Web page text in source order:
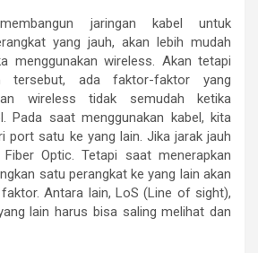
jaringan kabel untuk
yang jauh, akan lebih mudah
menggunakan wireless. Akan tetapi
tersebut, ada faktor-faktor yang
wireless tidak semudah ketika
Pada saat menggunakan kabel, kita
port satu ke yang lain. Jika jarak jauh
Optic. Tetapi saat menerapkan
satu perangkat ke yang lain akan
Antara lain, LoS (Line of sight),
lain harus bisa saling melihat dan